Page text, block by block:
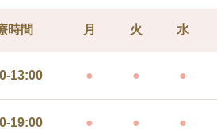
時間 月 火 水
13:00 ● ● ●
19:00 ● ● ●